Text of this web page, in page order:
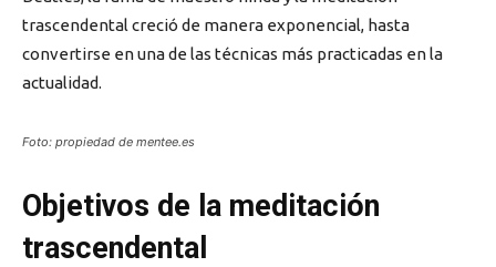
trascendental creció de manera exponencial, hasta
convertirse en una de las técnicas más practicadas en la
actualidad.
Foto: propiedad de mentee.es
Objetivos de la meditación
trascendental